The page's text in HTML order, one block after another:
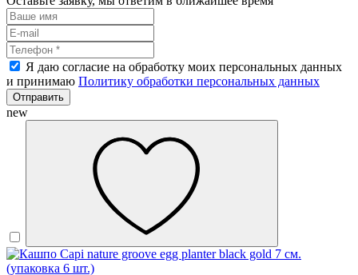
Я даю согласие на обработку моих персональных данных
и принимаю Политику обработки персональных данных
Отправить
new